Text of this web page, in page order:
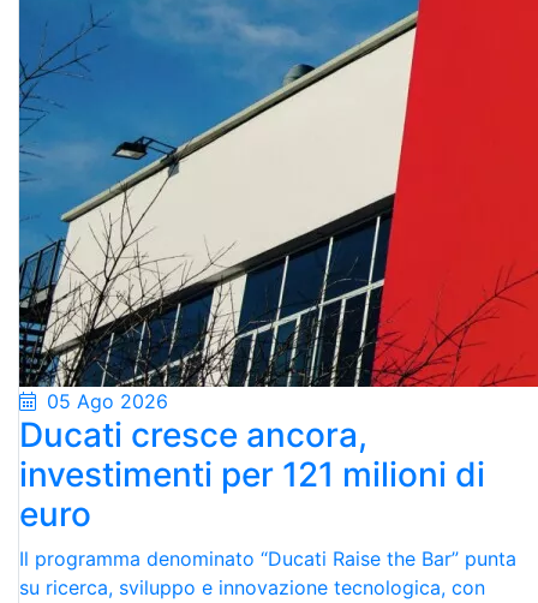
05 Ago 2026
Ducati cresce ancora,
investimenti per 121 milioni di
euro
Il programma denominato “Ducati Raise the Bar” punta
su ricerca, sviluppo e innovazione tecnologica, con